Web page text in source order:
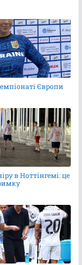
Європи
в Ноттінгемі: це